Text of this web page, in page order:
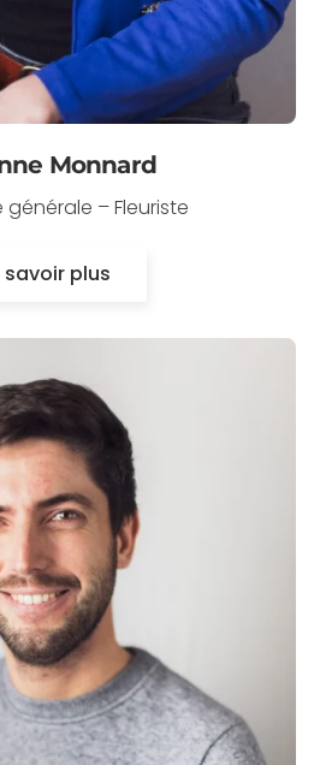
Monnard
générale – Fleuriste
savoir plus